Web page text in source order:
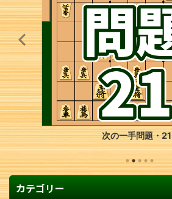
次の一手問題・21
カテゴリー